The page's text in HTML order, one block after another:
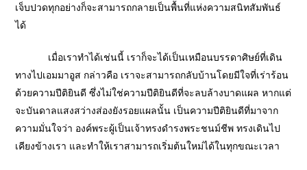
เจ็บปวดทุกอย่างก็จะสามารถกลายเป็นพื้นที่แห่งความสนิทสัมพันธ์
ได้
เมื่อเราทำได้เช่นนี้ เราก็จะได้เป็นเหมือนบรรดาศิษย์ที่เดิน
ทางไปเอมมาอูส กล่าวคือ เราจะสามารถกลับบ้านโดยมีใจที่เร่าร้อน
ด้วยความปีติยินดี ซึ่งไม่ใช่ความปีติยินดีที่จะลบล้างบาดแผล หากแต่
จะบันดาลแสงสว่างส่องยังรอยแผลนั้น เป็นความปีติยินดีที่มาจาก
ความมั่นใจว่า องค์พระผู้เป็นเจ้าทรงดำรงพระชนม์ชีพ ทรงเดินไป
เคียงข้างเรา และทำให้เราสามารถเริ่มต้นใหม่ได้ในทุกขณะเวลา